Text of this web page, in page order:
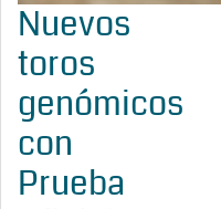
Nuevos
toros
genómicos
con
Prueba